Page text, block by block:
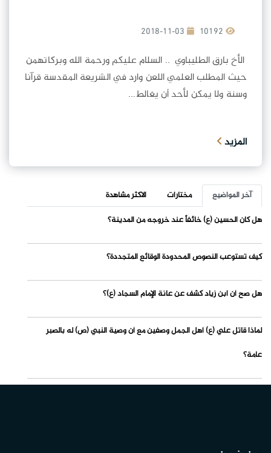
2018-11-03
الأخ بارق الطليباوي .. السلام عليكم ورحمة الله وبركاتهمن
حيث المطلب العلمي اللعن وارد في الشريعة المقدسة قرآنا
وسنة ولا يمكن لأحد أن يغالط...
المزيد
آخر المواضيع مختارات
الاكثر مشاهدة
هل كان الحسين (ع) خائفاً عند خروجه من المدينة؟
كيف تستوعب النصوص المحدودة الوقائع المتجددة؟
هل صح أن ابن زياد كشف عن عانة الإمام السجاد (ع)؟
لماذا قاتل علي (ع) أهل الجمل وصفين مع أن وصية النبي (ص) له بالصبر
عامة؟